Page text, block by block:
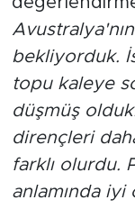
bekliyorduk.
topu kaleye
düşmüş
dirençleri
farklı olurdu.
anlamında